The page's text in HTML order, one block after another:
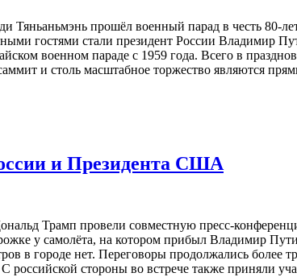
Тяньаньмэнь прошёл военный парад в честь 80-
гостями стали президент России Владимир
военном параде с 1959 года. Всего в
и столь масштабное торжество являются
и Президента США
Трамп провели совместную пресс-
у самолёта, на котором прибыл Владимир
в городе нет. Переговоры продолжались более
С российской стороны во встрече также